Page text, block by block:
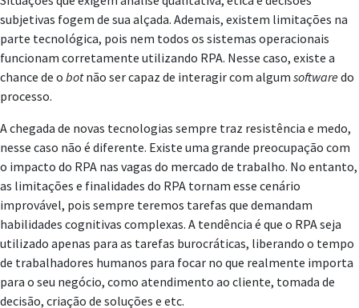
subjetivas fogem de sua alçada. Ademais, existem limitações na
parte tecnológica, pois nem todos os sistemas operacionais
funcionam corretamente utilizando RPA. Nesse caso, existe a
chance de o botnão ser capaz de interagir com algum softwaredo
processo.
A chegada de novas tecnologias sempre traz resistência e medo,
nesse caso não é diferente. Existe uma grande preocupação com
o impacto do RPA nas vagas do mercado de trabalho. No entanto,
as limitações e finalidades do RPA tornam esse cenário
improvável, pois sempre teremos tarefas que demandam
habilidades cognitivas complexas. A tendência é que o RPA seja
utilizado apenas para as tarefas burocráticas, liberando o tempo
de trabalhadores humanos para focar no que realmente importa
para o seu negócio, como atendimento ao cliente, tomada de
decisão, criação de soluções e etc.